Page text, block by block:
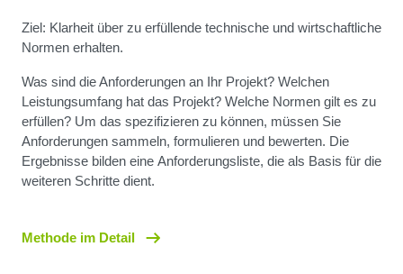
Ziel: Klarheit über zu erfüllende technische und wirtschaftliche
Normen erhalten.
Was sind die Anforderungen an Ihr Projekt? Welchen
Leistungsumfang hat das Projekt? Welche Normen gilt es zu
erfüllen? Um das spezifizieren zu können, müssen Sie
Anforderungen sammeln, formulieren und bewerten. Die
Ergebnisse bilden eine Anforderungsliste, die als Basis für die
weiteren Schritte dient.
Methode im Detail